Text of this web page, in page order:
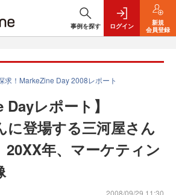
事例を探す ログイン
新規
会員登録
求！MarkeZine Day 2008レポート
Dayレポート】
に登場する三河屋さん
20XX年、マーケティン
2008/09/29 11:30